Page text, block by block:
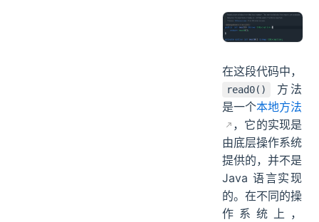
在这段代码中，
read0()
方法
是一个本地方法
，它的实现是
由底层操作系统
提供的，并不是
Java 语言实现
的。在不同的操
作系统上，